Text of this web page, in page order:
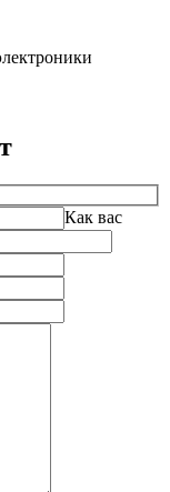
Как вас